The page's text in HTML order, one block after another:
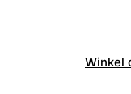
Winkel